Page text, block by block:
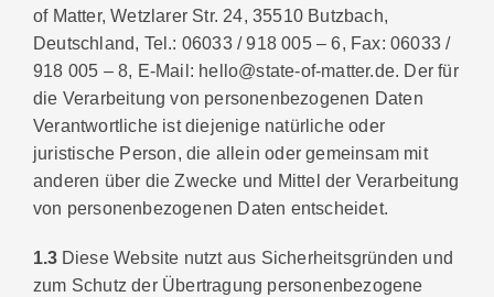
of Matter, Wetzlarer Str. 24, 35510 Butzbach,
Deutschland, Tel.: 06033 / 918 005 – 6, Fax: 06033 /
918 005 – 8, E-Mail: hello@state-of-matter.de. Der für
die Verarbeitung von personenbezogenen Daten
Verantwortliche ist diejenige natürliche oder
juristische Person, die allein oder gemeinsam mit
anderen über die Zwecke und Mittel der Verarbeitung
von personenbezogenen Daten entscheidet.
1.3 Diese Website nutzt aus Sicherheitsgründen und
zum Schutz der Übertragung personenbezogene